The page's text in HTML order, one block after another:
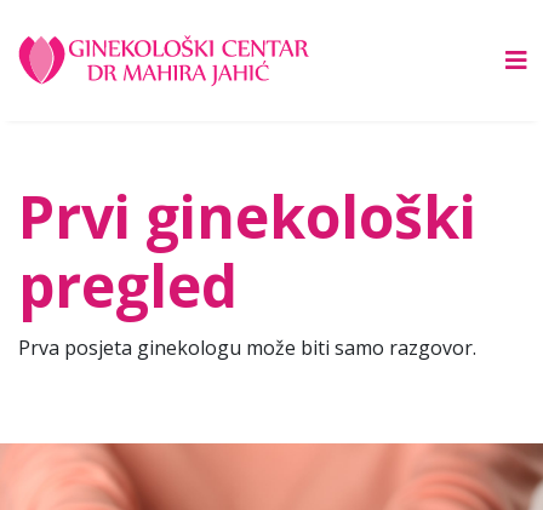
Prvi ginekološki
pregled
Prva posjeta ginekologu može biti samo razgovor.